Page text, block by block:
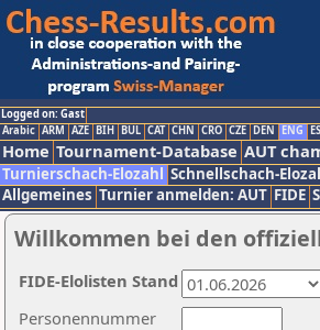
Logged on: Gast
Arabic ARM AZE BIH BUL CAT CHN CRO CZE DEN ENG
Home Tournament-Database AUT
Turnierschach-Elozahl Schnellschach-
Allgemeines Turnier anmelden: AUT FIDE
Willkommen bei den
Personennummer
FIDE-Elolisten Stand